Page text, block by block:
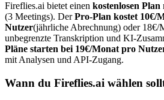
Fireflies.ai bietet einen kostenlosen Plan
(3 Meetings). DerPro-Plan kostet 10€/
Nutzer(jährliche Abrechnung) oder 18€/
unbegrenzte Transkription und KI-
Pläne starten bei 19€/Monat pro
mit Analysen und API-Zugang.
Wann du Fireflies.ai wählen